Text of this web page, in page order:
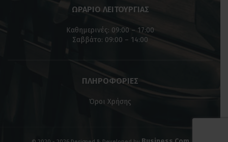
ΩΡΑΡΙΟ ΛΕΙΤΟΥΡΓΙΑΣ
Καθημερινές: 09:00 – 17:00
Σαββάτο: 09:00 – 14:00
ΠΛΗΡΟΦΟΡΙΕΣ
Όροι Χρήσης